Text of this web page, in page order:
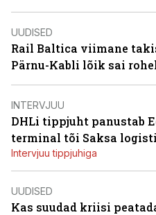
UUDISED
Rail Baltica viimane
Pärnu-Kabli lõik sai
INTERVJUU
DHLi tippjuht panustab
terminal tõi Saksa
Intervjuu tippjuhiga
UUDISED
Kas suudad kriisi